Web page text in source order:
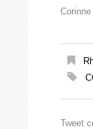
Tweet